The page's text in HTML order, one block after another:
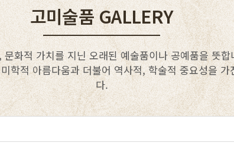
고미술품 GALLERY
화적 가치를 지닌 오래된 예술품이나 공예품을 뜻
학적 아름다움과 더불어 역사적, 학술적 중요성을
다.